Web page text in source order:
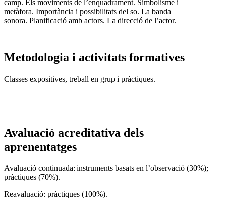
camp. Els moviments de l’enquadrament. Simbolisme i
metàfora. Importància i possibilitats del so. La banda
sonora. Planificació amb actors. La direcció de l’actor.
Metodologia i activitats formatives
Classes expositives, treball en grup i pràctiques.
Avaluació acreditativa dels
aprenentatges
Avaluació continuada: instruments basats en l’observació (30%);
pràctiques (70%).
Reavaluació: pràctiques (100%).